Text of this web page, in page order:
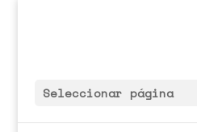
Seleccionar página